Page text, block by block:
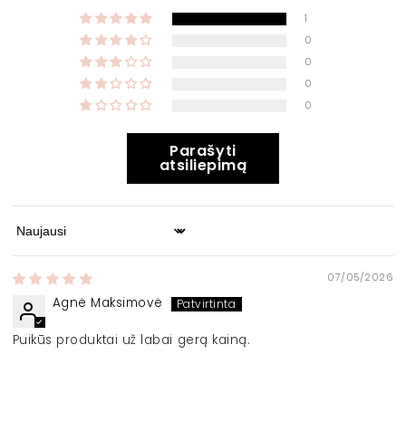
1
0
0
0
0
Parašyti
atsiliepimą
Sort by
07/05/2026
Agnė Maksimovė
Puikūs produktai už labai gerą kainą.